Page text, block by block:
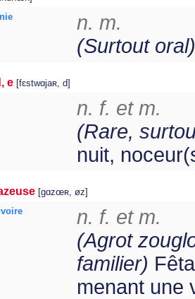
n. m.
(Surtout oral)
e [fɛstwɑjaʀ, d]
n. f. et m.
(Rare,
nuit,
[gɑzœʀ, øz]
n. f. et m.
(Agrot
familier)
menant une